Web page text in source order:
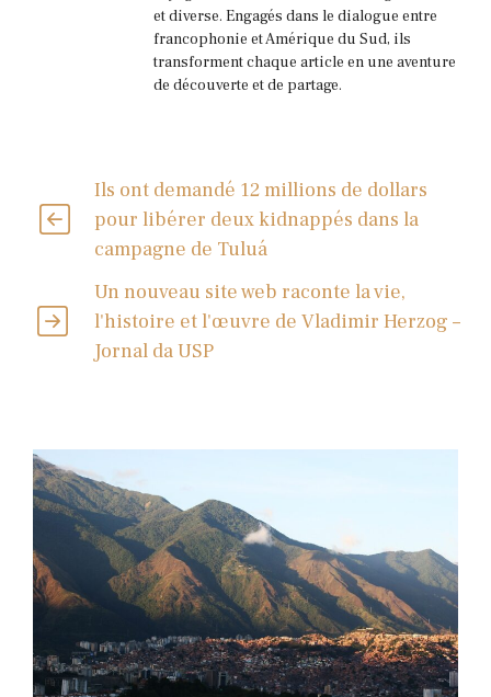
et diverse. Engagés dans le dialogue entre
francophonie et Amérique du Sud, ils
transforment chaque article en une aventure
de découverte et de partage.
Ils ont demandé 12 millions de dollars
pour libérer deux kidnappés dans la
campagne de Tuluá
Un nouveau site web raconte la vie,
l'histoire et l'œuvre de Vladimir Herzog –
Jornal da USP